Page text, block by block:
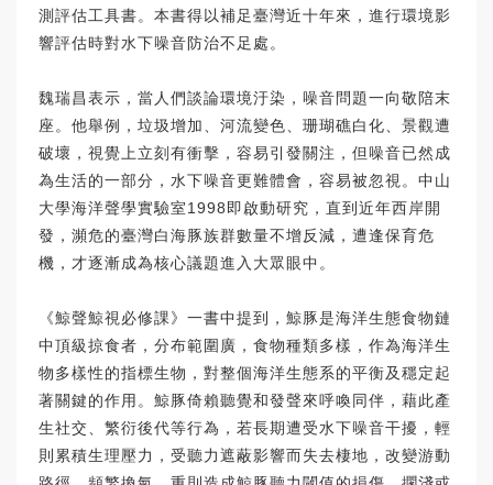
測評估工具書。本書得以補足臺灣近十年來，進行環境影
響評估時對水下噪音防治不足處。
魏瑞昌表示，當人們談論環境汙染，噪音問題一向敬陪末
座。他舉例，垃圾增加、河流變色、珊瑚礁白化、景觀遭
破壞，視覺上立刻有衝擊，容易引發關注，但噪音已然成
為生活的一部分，水下噪音更難體會，容易被忽視。中山
大學海洋聲學實驗室1998即啟動研究，直到近年西岸開
發，瀕危的臺灣白海豚族群數量不增反減，遭逢保育危
機，才逐漸成為核心議題進入大眾眼中。
《鯨聲鯨視必修課》一書中提到，鯨豚是海洋生態食物鏈
中頂級掠食者，分布範圍廣，食物種類多樣，作為海洋生
物多樣性的指標生物，對整個海洋生態系的平衡及穩定起
著關鍵的作用。鯨豚倚賴聽覺和發聲來呼喚同伴，藉此產
生社交、繁衍後代等行為，若長期遭受水下噪音干擾，輕
則累積生理壓力，受聽力遮蔽影響而失去棲地，改變游動